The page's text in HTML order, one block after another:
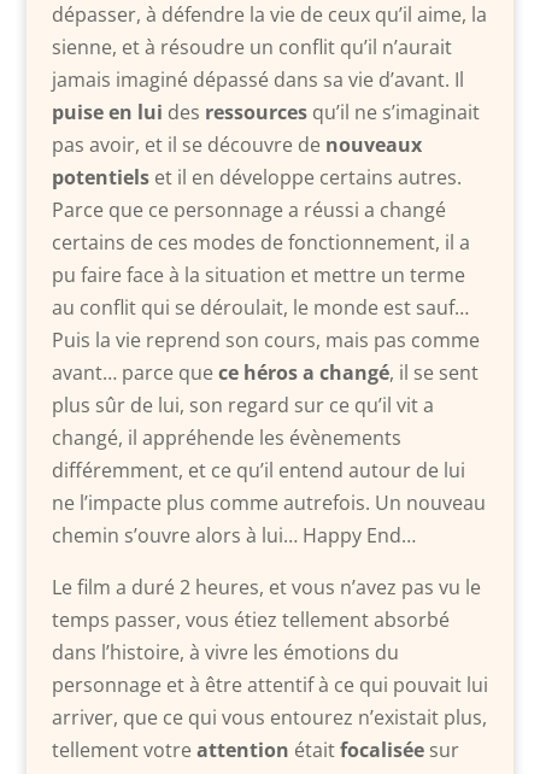
dépasser, à défendre la vie de ceux qu’il aime, la
sienne, et à résoudre un conflit qu’il n’aurait
jamais imaginé dépassé dans sa vie d’avant. Il
puise en lui des ressourcesqu’il ne s’imaginait
pas avoir, et il se découvre de nouveaux
potentielset il en développe certains autres.
Parce que ce personnage a réussi a changé
certains de ces modes de fonctionnement, il a
pu faire face à la situation et mettre un terme
au conflit qui se déroulait, le monde est sauf…
Puis la vie reprend son cours, mais pas comme
avant… parce quece héros a changé, il se sent
plus sûr de lui, son regard sur ce qu’il vit a
changé, il appréhende les évènements
différemment, et ce qu’il entend autour de lui
ne l’impacte plus comme autrefois. Un nouveau
chemin s’ouvre alors à lui… Happy End…
Le film a duré 2 heures, et vous n’avez pas vu le
temps passer, vous étiez tellement absorbé
dans l’histoire, à vivre les émotions du
personnage et à être attentif à ce qui pouvait lui
arriver, que ce qui vous entourez n’existait plus,
tellement votreattention étaitfocaliséesur